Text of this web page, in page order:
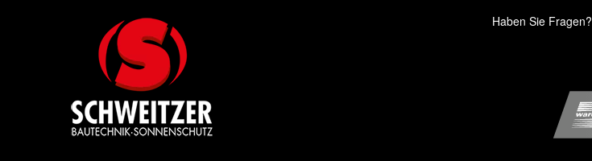
Haben Sie Fragen?